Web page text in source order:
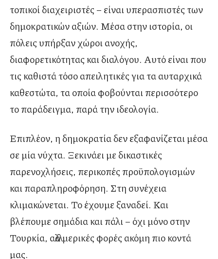
τοπικοί διαχειριστές – είναι υπερασπιστές των
δημοκρατικών αξιών. Μέσα στην ιστορία, οι
πόλεις υπήρξαν χώροι ανοχής,
διαφορετικότητας και διαλόγου. Αυτό είναι που
τις καθιστά τόσο απειλητικές για τα αυταρχικά
καθεστώτα, τα οποία φοβούνται περισσότερο
το παράδειγμα, παρά την ιδεολογία.
Επιπλέον, η δημοκρατία δεν εξαφανίζεται μέσα
σε μία νύχτα. Ξεκινάει με δικαστικές
παρενοχλήσεις, περικοπές προϋπολογισμών
και παραπληροφόρηση. Στη συνέχεια
κλιμακώνεται. Το έχουμε ξαναδεί. Και
βλέπουμε σημάδια και πάλι – όχι μόνο στην
Τουρκία, αλλά μερικές φορές ακόμη πιο κοντά
μας.